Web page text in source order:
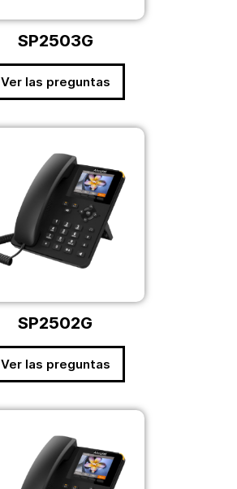
SP2503G
Ver las preguntas
SP2502G
Ver las preguntas